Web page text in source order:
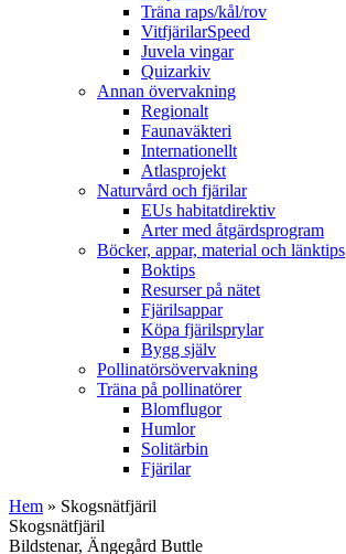
Träna raps/kål/rov
VitfjärilarSpeed
Juvela vingar
Quizarkiv
Annan övervakning
Regionalt
Faunaväkteri
Internationellt
Atlasprojekt
Naturvård och fjärilar
EUs habitatdirektiv
Arter med åtgärdsprogram
Böcker, appar, material och länktips
Boktips
Resurser på nätet
Fjärilsappar
Köpa fjärilsprylar
Bygg själv
Pollinatörsövervakning
Träna på pollinatörer
Blomflugor
Humlor
Solitärbin
Fjärilar
Hem » Skogsnätfjäril
Skogsnätfjäril
Bildstenar, Ängegård Buttle